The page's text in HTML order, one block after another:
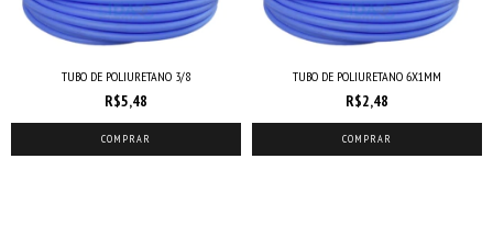
TUBO DE POLIURETANO 3/8
R$5,48
COMPRAR
TUBO DE POLIURETANO 6X1MM
R$2,48
COMPRAR